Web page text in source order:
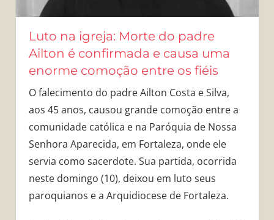
Luto na igreja: Morte do padre
Ailton é confirmada e causa uma
enorme comoção entre os fiéis
O falecimento do padre Ailton Costa e Silva,
aos 45 anos, causou grande comoção entre a
comunidade católica e na Paróquia de Nossa
Senhora Aparecida, em Fortaleza, onde ele
servia como sacerdote. Sua partida, ocorrida
neste domingo (10), deixou em luto seus
paroquianos e a Arquidiocese de Fortaleza.